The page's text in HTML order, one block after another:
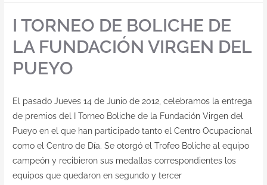
I TORNEO DE BOLICHE DE
LA FUNDACIÓN VIRGEN DEL
PUEYO
El pasado Jueves 14 de Junio de 2012, celebramos la entrega
de premios del I Torneo Boliche de la Fundación Virgen del
Pueyo en el que han participado tanto el Centro Ocupacional
como el Centro de Día. Se otorgó el Trofeo Boliche al equipo
campeón y recibieron sus medallas correspondientes los
equipos que quedaron en segundo y tercer